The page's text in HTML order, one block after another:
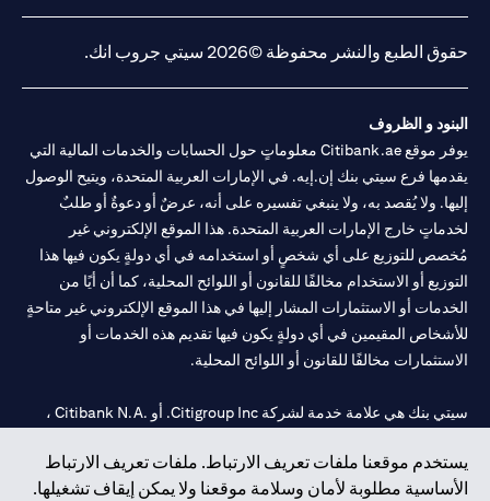
يستخدم موقعنا ملفات تعريف الارتباط. ملفات تعريف الارتباط
الأساسية مطلوبة لأمان وسلامة موقعنا ولا يمكن إيقاف تشغيلها.
حقوق الطبع والنشر محفوظة ©2026 سيتي جروب انك.
البنود و الظروف
يوفر موقع Citibank.ae معلوماتٍ حول الحسابات والخدمات المالية التي
يقدمها فرع سيتي بنك إن.إيه. في الإمارات العربية المتحدة، ويتيح الوصول
إليها. ولا يُقصد به، ولا ينبغي تفسيره على أنه، عرضٌ أو دعوةٌ أو طلبٌ
لخدماتٍ خارج الإمارات العربية المتحدة. هذا الموقع الإلكتروني غير
مُخصص للتوزيع على أي شخصٍ أو استخدامه في أي دولةٍ يكون فيها هذا
التوزيع أو الاستخدام مخالفًا للقانون أو اللوائح المحلية، كما أن أيًا من
الخدمات أو الاستثمارات المشار إليها في هذا الموقع الإلكتروني غير متاحةٍ
للأشخاص المقيمين في أي دولةٍ يكون فيها تقديم هذه الخدمات أو
الاستثمارات مخالفًا للقانون أو اللوائح المحلية.
سيتي بنك هي علامة خدمة لشركة Citigroup Inc. أو .Citibank N.A ،
سيتي بنك إن. إيه. الإمارات مسجل لدى مصرف الإمارات المركزي تحت